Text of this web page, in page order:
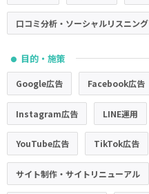
口コミ分析・ソーシャルリスニング
● 目的・施策
Google広告 Facebook広告
Instagram広告 LINE運用
YouTube広告 TikTok広告
サイト制作・サイトリニューアル